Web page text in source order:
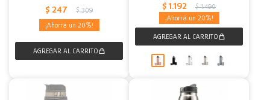
$ 247 $ 309
20
$ 1.192 $ 1.490
20